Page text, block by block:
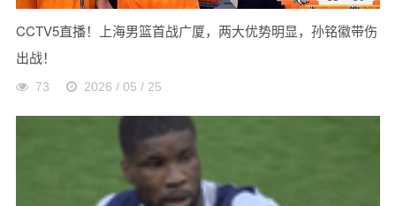
CCTV5直播！上海男篮首战广厦，两大优势明显，孙铭徽带伤
出战！
73 2026 / 05 / 25